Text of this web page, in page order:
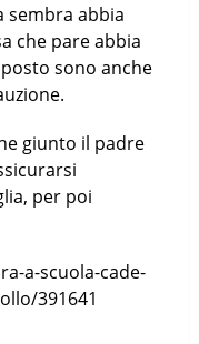
sembra abbia
che pare abbia
sono anche
giunto il padre
per poi
a-scuola-cade-
391641